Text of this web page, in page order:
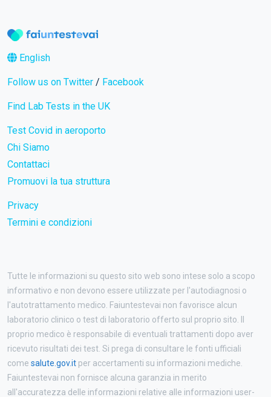
English
Follow us on Twitter / Facebook
Find Lab Tests in the UK
Test Covid in aeroporto
Chi Siamo
Contattaci
Promuovi la tua struttura
Privacy
Termini e condizioni
Tutte le informazioni su questo sito web sono intese solo a scopo
informativo e non devono essere utilizzate per l'autodiagnosi o
l'autotrattamento medico. Faiuntestevai non favorisce alcun
laboratorio clinico o test di laboratorio offerto sul proprio sito. Il
proprio medico è responsabile di eventuali trattamenti dopo aver
ricevuto risultati dei test. Si prega di consultare le fonti ufficiali
come salute.gov.it per accertamenti su informazioni mediche.
Faiuntestevai non fornisce alcuna garanzia in merito
all'accuratezza delle informazioni relative alle informazioni user-